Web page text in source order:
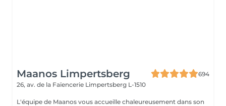
Maanos Limpertsberg
694
26, av. de la Faïencerie Limpertsberg L-1510
L'équipe de Maanos vous accueille chaleureusement dans son